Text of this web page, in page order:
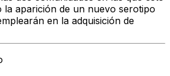
la aparición de un nuevo serotipo
en la adquisición de